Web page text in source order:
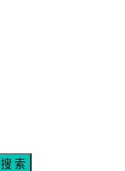
搜 索